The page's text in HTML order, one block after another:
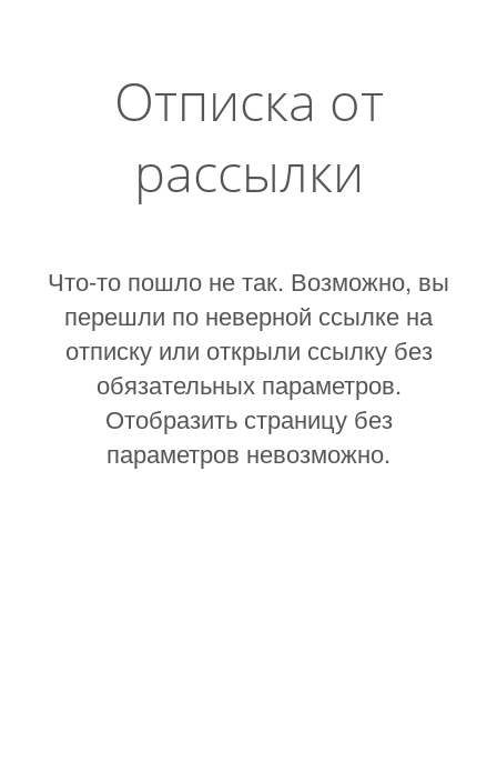
Отписка от
рассылки
Что-то пошло не так. Возможно, вы
перешли по неверной ссылке на
отписку или открыли ссылку без
обязательных параметров.
Отобразить страницу без
параметров невозможно.